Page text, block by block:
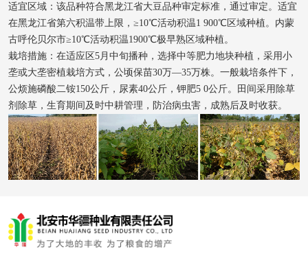
适宜区域：该品种符合黑龙江省大豆品种审定标准，通过审定。适宜
在黑龙江省第六积温带上限，≥10℃活动积温1 900℃区域种植。内蒙
古呼伦贝尔市≥10℃活动积温1900℃极早熟区域种植。
栽培措施：在适应区5月中旬播种，选择中等肥力地块种植，采用小
垄或大垄密植栽培方式，公顷保苗30万—35万株。一般栽培条件下，
公烦施磷酸二铵150公斤，尿素40公斤，钾肥5 0公斤。田间采用除草
剂除草，生育期间及时中耕管理，防治病虫害，成熟后及时收获。